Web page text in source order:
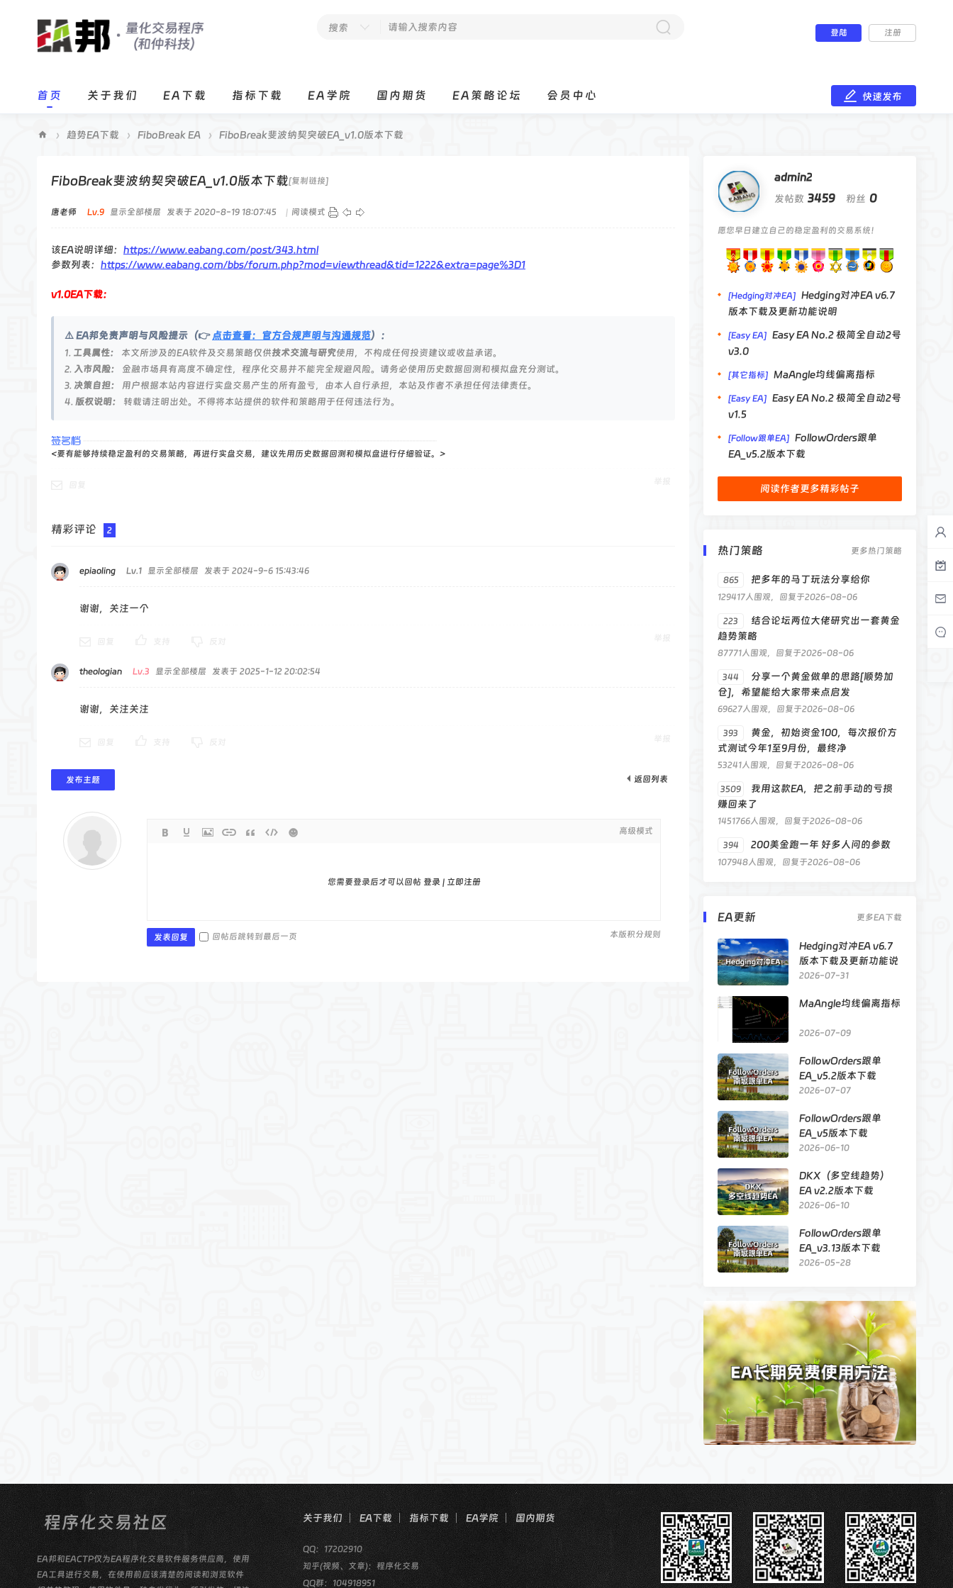
搜索 登陆 注册
首页 关于我们 EA下载 指标下载 EA学院 国内期货 EA策略论坛 会员中心 快速发布
› 趋势EA下载 › FiboBreak EA › FiboBreak斐波纳契突破EA_v1.0版本下载
admin2
发帖数 3459 粉丝 0
愿您早日建立自己的稳定盈利的交易系统！
[Hedging对冲EA] Hedging对冲EA v6.7
版本下载及更新功能说明
[Easy EA] Easy EA No.2 极简全自动2号
v3.0
[其它指标] MaAngle均线偏离指标
[Easy EA] Easy EA No.2 极简全自动2号
v1.5
[Follow跟单EA] FollowOrders跟单
EA_v5.2版本下载
阅读作者更多精彩帖子
热门策略 更多热门策略
865 把多年的马丁玩法分享给你
129417人围观，回复于2026-08-06
223
结合论坛两位大佬研究出一套黄金
趋势策略
87771人围观，回复于2026-08-06
344
分享一个黄金做单的思路[顺势加
仓]，希望能给大家带来点启发
69627人围观，回复于2026-08-06
393
黄金，初始资金100，每次报价方
式测试今年1至9月份，最终净
53241人围观，回复于2026-08-06
3509
我用这款EA，把之前手动的亏损
赚回来了
1451766人围观，回复于2026-08-06
394 200美金跑一年 好多人问的参数
107948人围观，回复于2026-08-06
EA更新 更多EA下载
Hedging对冲EA v6.7
版本下载及更新功能说
明
2026-07-31
MaAngle均线偏离指标
2026-07-09
FollowOrders跟单
EA_v5.2版本下载
2026-07-07
FollowOrders跟单
EA_v5版本下载
2026-06-10
DKX（多空线趋势）
EA v2.2版本下载
2026-06-10
FollowOrders跟单
EA_v3.13版本下载
2026-05-28
FiboBreak斐波纳契突破EA_v1.0版本下载[复制链接]
唐老师 Lv.9 显示全部楼层 发表于 2020-8-19 18:07:45 | 阅读模式
该EA说明详细： https://www.eabang.com/post/343.html
参数列表： https://www.eabang.com/bbs/forum.php?mod=viewthread&tid=1222&extra=page%3D1
v1.0EA下载：
⚠️ EA邦免责声明与风险提示（👉点击查看：官方合规声明与沟通规范）：
1. 工具属性： 本文所涉及的EA软件及交易策略仅供技术交流与研究使用，不构成任何投资建议或收益承诺。
2. 入市风险：
金融市场具有高度不确定性，程序化交易并不能完全规避风险。请务必使用历史数据回测和模拟盘充分测试。
3. 决策自担：
用户根据本站内容进行实盘交易产生的所有盈亏，由本人自行承担，本站及作者不承担任何法律责任。
4. 版权说明： 转载请注明出处。不得将本站提供的软件和策略用于任何违法行为。
<要有能够持续稳定盈利的交易策略，再进行实盘交易，建议先用历史数据回测和模拟盘进行仔细验证。>
精彩评论 2
epiaoling Lv.1 显示全部楼层 发表于 2024-9-6 15:43:46
谢谢，关注一个
theologian Lv.3 显示全部楼层 发表于 2025-1-12 20:02:54
谢谢，关注关注
发布主题 返回列表
高级模式
您需要登录后才可以回帖 登录 | 立即注册
本版积分规则
发表回复 回帖后跳转到最后一页
EA邦和EACTP仅为EA程序化交易软件服务供应商，使用
EA工具进行交易，在使用前应该清楚的阅读和浏览软件
关于我们 EA下载 指标下载 EA学院 国内期货
QQ：17202910
知乎(视频、文章)：程序化交易
QQ群：104918951